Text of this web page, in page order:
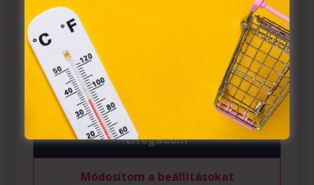
megkönnyítéséhez
HelloPlazaEeltoltoUser|dec 13, 2022
információs társadalommal összefüggő szolgáltatások
egyes kérdéseiről szóló 2001. évi CVIII. törvény, valamint
az Európai Unió előírásainak megfelelően használjuk.
Azon weblapoknak, melyek az Európai Unió országain
belül működnek, a „sütik" használatához, és ezeknek a
felhasználó számítógépén vagy egyéb eszközén történő
tárolásához a felhasználók hozzájárulását kell kérniük.
Elfogadom
Módosítom a beállításokat